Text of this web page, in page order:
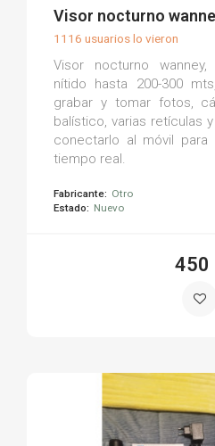
Visor nocturno
1116 usuarios lo vieron
Visor nocturno
nítido hasta 200-300
grabar y tomar fotos,
balístico, varias retículas
conectarlo al móvil
tiempo real.
Fabricante: Otro
Estado: Nuevo
450